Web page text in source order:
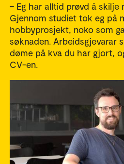
– Eg har alltid prøvd å skilje
Gjennom studiet tok eg på
hobbyprosjekt, noko som
søknaden. Arbeidsgjevarar
døme på kva du har gjort,
CV-en.